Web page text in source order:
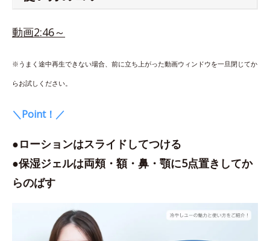
動画2:46～
※うまく途中再生できない場合、前に立ち上がった動画ウィンドウを一旦閉じてか
らお試しください。
＼Point！／
●ローションはスライドしてつける
●保湿ジェルは両頬・額・鼻・顎に5点置きしてか
らのばす